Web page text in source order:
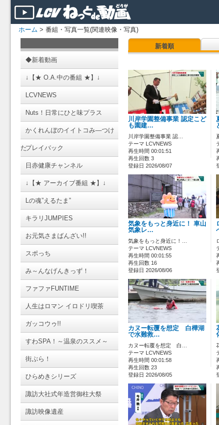
ホーム > 番組・写真一覧(関連映像・写真)
◆新着動画
↓【★ O.A.中の番組 ★】↓
LCVNEWS
Nuts！日常にひと味プラス
かくれんぼのイイトコみ―つけ
たプレイバック
日赤健康チャンネル
↓【★ アーカイブ番組 ★】↓
Lの魂”えるたま”
キラリJUMPIES
お元気さまばんざい!!
スポっち
み～んなげんきっず！
ファファFUNTIME
人生はロマン イロドリ喫茶
ガッコウゥ!!
すわSPA！～温泉のススメ～
街ぶら！
ひらめきシリーズ
諏訪大社式年造営御柱大祭
諏訪映像遺産
新着順
川岸学園整備事業 認定こど
も園建…
川岸学園整備事業 認…
テーマ LCVNEWS
再生時間 00:01:51
再生回数 3
登録日 2026/08/07
気象をもっと身近に！ 車山
気象レ…
気象をもっと身近に！…
テーマ LCVNEWS
再生時間 00:01:55
再生回数 16
登録日 2026/08/06
カヌー転覆を想定 白樺湖
で水難救…
カヌー転覆を想定 白…
テーマ LCVNEWS
再生時間 00:01:58
再生回数 23
登録日 2026/08/05